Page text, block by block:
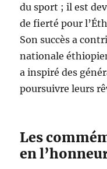
du sport ; il est
de fierté pour
Son succès a
nationale
a inspiré des
poursuivre leurs
Les
en